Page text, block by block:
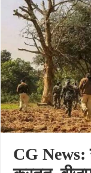
CG News: